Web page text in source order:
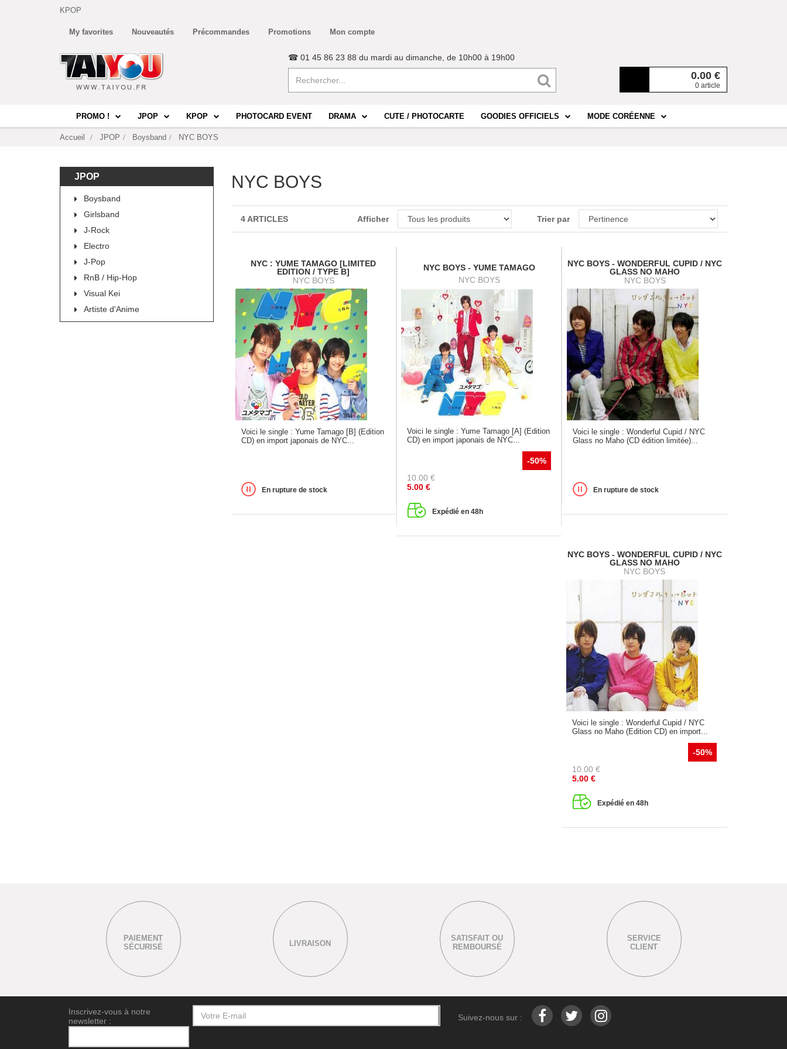
KPOP
My favorites Nouveautés Précommandes Promotions Mon compte
0.00 €
0 article
☎ 01 45 86 23 88 du mardi au dimanche, de 10h00 à 19h00
PROMO ! JPOP KPOP PHOTOCARD EVENT DRAMA CUTE / PHOTOCARTE GOODIES OFFICIELS MODE CORÉENNE
Accueil JPOP Boysband NYC BOYS
JPOP
Boysband
Girlsband
J-Rock
Electro
J-Pop
RnB / Hip-Hop
Visual Kei
Artiste d'Anime
NYC BOYS
4 ARTICLES Afficher Trier par
NYC : YUME TAMAGO [LIMITED
EDITION / TYPE B]
NYC BOYS
Voici le single : Yume Tamago [B] (Edition
CD) en import japonais de NYC...
En rupture de stock
NYC BOYS - YUME TAMAGO
NYC BOYS
Voici le single : Yume Tamago [A] (Edition
CD) en import japonais de NYC...
-50%
10.00 €
5.00 €
Expédié en 48h
NYC BOYS - WONDERFUL CUPID / NYC
GLASS NO MAHO
NYC BOYS
Voici le single : Wonderful Cupid / NYC
Glass no Maho (CD édition limitée)...
En rupture de stock
NYC BOYS - WONDERFUL CUPID / NYC
GLASS NO MAHO
NYC BOYS
Voici le single : Wonderful Cupid / NYC
Glass no Maho (Edition CD) en import...
-50%
10.00 €
5.00 €
Expédié en 48h
PAIEMENT
SÉCURISÉ
LIVRAISON
SATISFAIT OU
REMBOURSÉ
SERVICE
CLIENT
Inscrivez-vous à notre
newsletter :
Suivez-nous sur :